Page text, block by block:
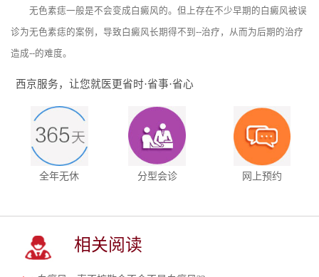
无色素痣一般是不会变成白癜风的。但上存在不少早期的白癜风被误
诊为无色素痣的案例，导致白癜风长期得不到--治疗，从而为后期的治疗
造成--的难度。
西京服务，让您就医更省时·省事·省心
全年无休 分型会诊 网上预约
相关阅读